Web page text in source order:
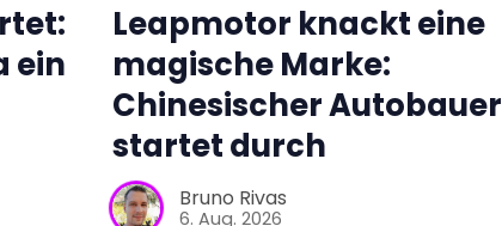
ein
Leapmotor knackt eine
magische Marke:
Chinesischer Autobauer
startet durch
Bruno Rivas
6. Aug. 2026